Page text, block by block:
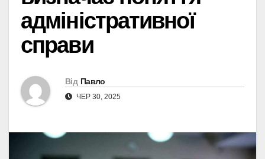
адміністративної
справи
Від Павло
ЧЕР 30, 2025